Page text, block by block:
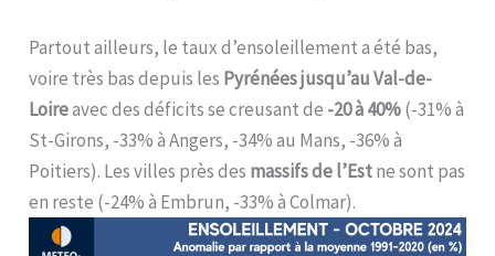
Partout ailleurs, le taux d’ensoleillement a été bas,
voire très bas depuis les Pyrénées jusqu’au Val-de-
Loireavec des déficits se creusant de -20 à 40%(-31% à
St-Girons, -33% à Angers, -34% au Mans, -36% à
Poitiers). Les villes près des massifs de l’Estne sont pas
en reste (-24% à Embrun, -33% à Colmar).